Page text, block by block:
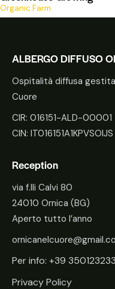
Organic Farm
ALBERGO DIFFUSO
Ospitalità diffusa
Cuore
CIR: 016151-ALD-00001
CIN: IT016151A1KPVSOIJS
Reception
via f.lli Calvi 80
24010 Ornica (BG)
Aperto tutto l’anno
Per info: +39
Privacy Policy